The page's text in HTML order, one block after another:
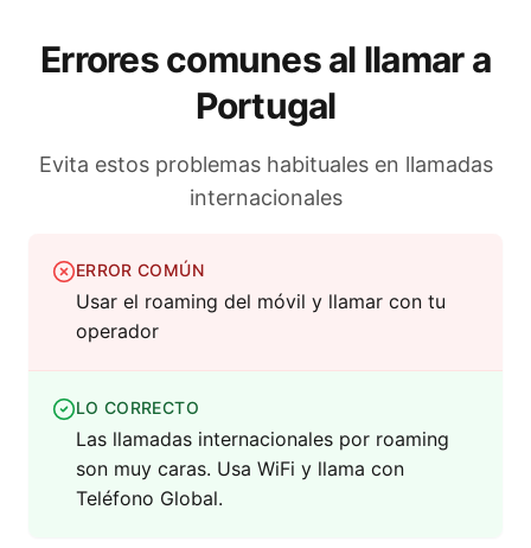
Errores comunes al llamar a
Portugal
Evita estos problemas habituales en llamadas
internacionales
ERROR COMÚN
Usar el roaming del móvil y llamar con tu
operador
LO CORRECTO
Las llamadas internacionales por roaming
son muy caras. Usa WiFi y llama con
Teléfono Global.